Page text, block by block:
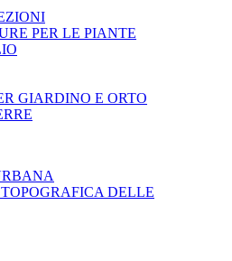
PER LE PIANTE
GIARDINO E ORTO
DELLE